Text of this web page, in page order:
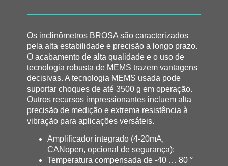
Os inclinômetros BROSA são caracterizados
pela alta estabilidade e precisão a longo prazo.
O acabamento de alta qualidade e o uso de
tecnologia robusta de MEMS trazem vantagens
decisivas. A tecnologia MEMS usada pode
suportar choques de até 3500 g em operação.
Outros recursos impressionantes incluem alta
precisão de medição e extrema resistência à
vibração para aplicações versáteis.
Amplificador integrado (4-20mA,
CANopen, opcional de segurança);
Temperatura compensada de -40 … 80 °